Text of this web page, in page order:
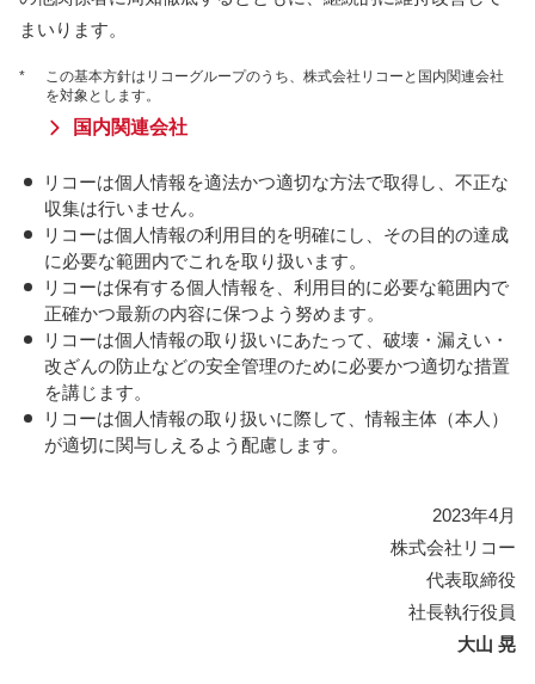
まいります。
*
この基本方針はリコーグループのうち、株式会社リコーと国内関連会社
を対象とします。
国内関連会社
リコーは個人情報を適法かつ適切な方法で取得し、不正な
収集は行いません。
リコーは個人情報の利用目的を明確にし、その目的の達成
に必要な範囲内でこれを取り扱います。
リコーは保有する個人情報を、利用目的に必要な範囲内で
正確かつ最新の内容に保つよう努めます。
リコーは個人情報の取り扱いにあたって、破壊・漏えい・
改ざんの防止などの安全管理のために必要かつ適切な措置
を講じます。
リコーは個人情報の取り扱いに際して、情報主体（本人）
が適切に関与しえるよう配慮します。
2023年4月
株式会社リコー
代表取締役
社長執行役員
大山 晃